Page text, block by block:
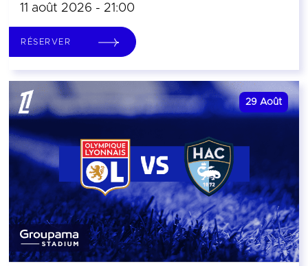
11 août 2026 - 21:00
RÉSERVER
29 Août